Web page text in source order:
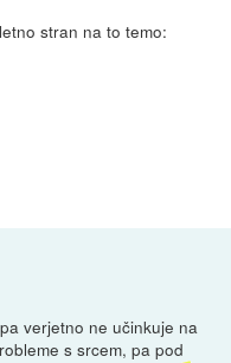
stran na to temo:
verjetno ne učinkuje na
s srcem, pa pod